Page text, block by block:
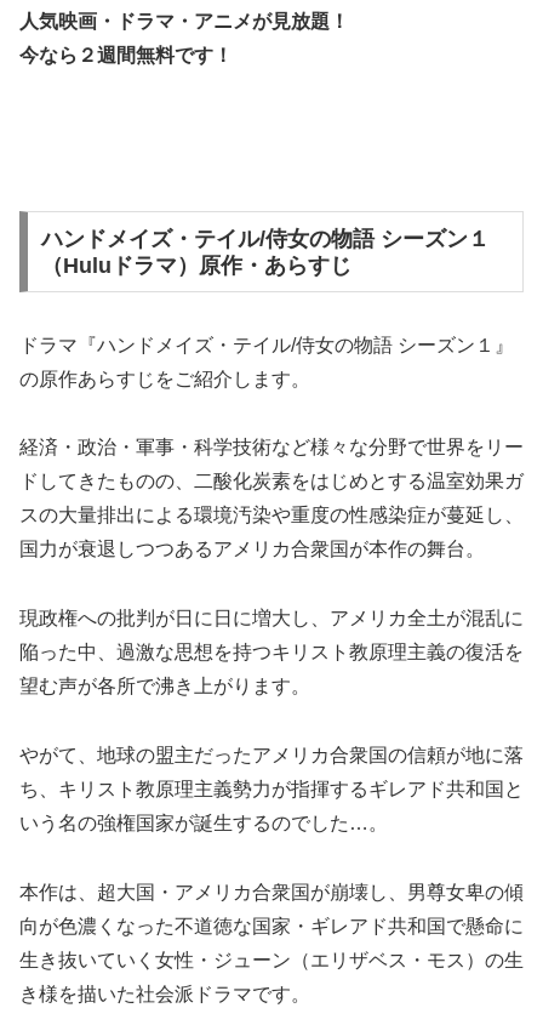
人気映画・ドラマ・アニメが見放題！
今なら２週間無料です！
ハンドメイズ・テイル/侍女の物語 シーズン１
（Huluドラマ）原作・あらすじ
ドラマ『ハンドメイズ・テイル/侍女の物語 シーズン１』
の原作あらすじをご紹介します。
経済・政治・軍事・科学技術など様々な分野で世界をリー
ドしてきたものの、二酸化炭素をはじめとする温室効果ガ
スの大量排出による環境汚染や重度の性感染症が蔓延し、
国力が衰退しつつあるアメリカ合衆国が本作の舞台。
現政権への批判が日に日に増大し、アメリカ全土が混乱に
陥った中、過激な思想を持つキリスト教原理主義の復活を
望む声が各所で沸き上がります。
やがて、地球の盟主だったアメリカ合衆国の信頼が地に落
ち、キリスト教原理主義勢力が指揮するギレアド共和国と
いう名の強権国家が誕生するのでした…。
本作は、超大国・アメリカ合衆国が崩壊し、男尊女卑の傾
向が色濃くなった不道徳な国家・ギレアド共和国で懸命に
生き抜いていく女性・ジューン（エリザベス・モス）の生
き様を描いた社会派ドラマです。